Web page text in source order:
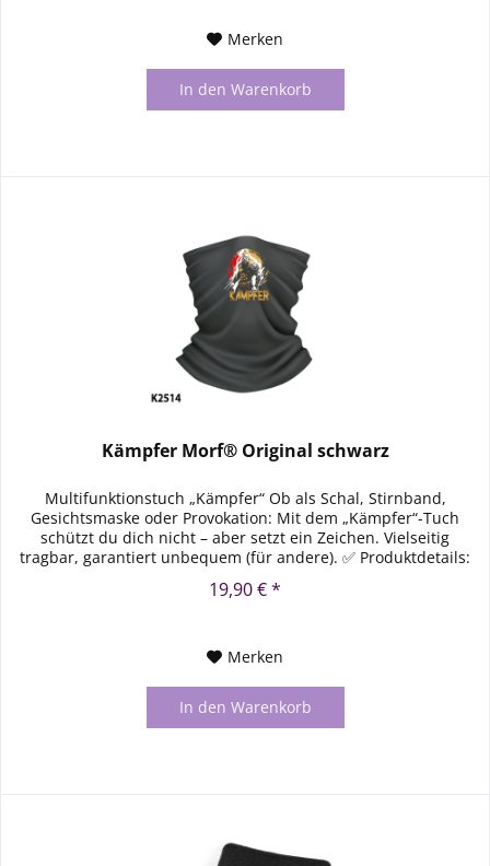
Merken
In den Warenkorb
Kämpfer Morf® Original schwarz
Multifunktionstuch „Kämpfer“ Ob als Schal, Stirnband,
Gesichtsmaske oder Provokation: Mit dem „Kämpfer“-Tuch
schützt du dich nicht – aber setzt ein Zeichen. Vielseitig
tragbar, garantiert unbequem (für andere). ✅ Produktdetails:
19,90 € *
Merken
In den Warenkorb